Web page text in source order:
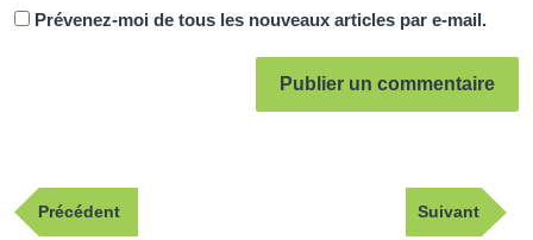
Prévenez-moi de tous les nouveaux articles par e-mail.
Navigation
dePublication
précédente
Précédent
Article
suivant
Suivant